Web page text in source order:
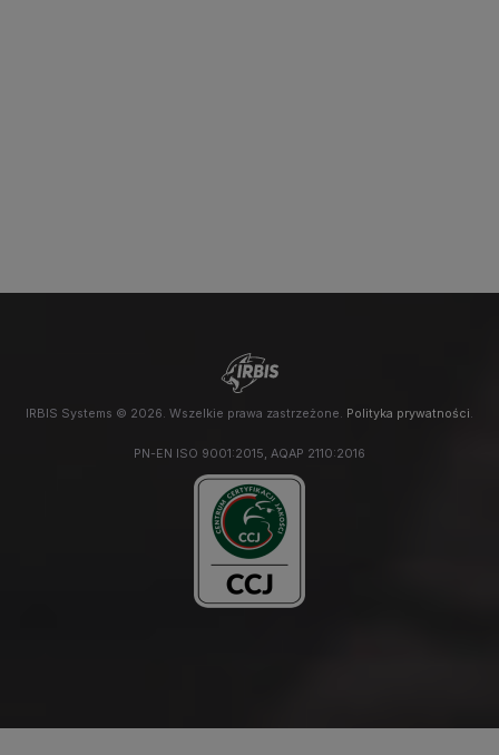
IRBIS Systems © 2026. Wszelkie prawa zastrzeżone. Polityka prywatności.
PN-EN ISO 9001:2015, AQAP 2110:2016